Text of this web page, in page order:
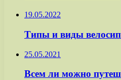
19.05.2022
Типы и виды
25.05.2021
Всем ли можно